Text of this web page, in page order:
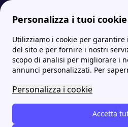
Personalizza i tuoi cookie
Utilizziamo i cookie per
del sito e per fornire i nostri
scopo di analisi per migliorare i
annunci personalizzati. Per
Personalizza i cookie
Accetta
Internet Casa Offerte Tiscali internet, ADSL e mobile: le migliori tariffe
Tiscali
verdi e recapiti
è una realtà tutta